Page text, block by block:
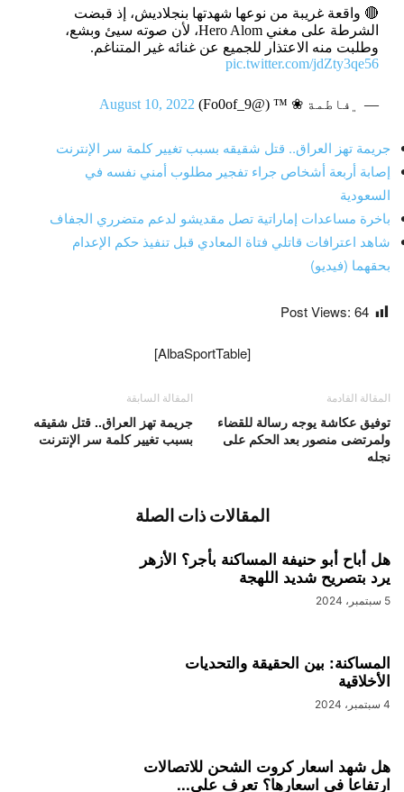
🔴 واقعة غريبة من نوعها شهدتها بنجلاديش، إذ قبضت
الشرطة على مغني Hero Alom، لأن صوته سيئ وبشع،
وطلبت منه الاعتذار للجميع عن غنائه غير المتناغم.
pic.twitter.com/jdZty3qe56
— ﮼فاطمة ❀ ™ (@Fo0of_9) August 10, 2022
جريمة تهز العراق.. قتل شقيقه بسبب تغيير كلمة سر الإنترنت
إصابة أربعة أشخاص جراء تفجير مطلوب أمني نفسه في
السعودية
باخرة مساعدات إماراتية تصل مقديشو لدعم متضرري الجفاف
شاهد اعترافات قاتلي فتاة المعادي قبل تنفيذ حكم الإعدام
بحقهما (فيديو)
Post Views: 64
[AlbaSportTable]
المقالة السابقة
جريمة تهز العراق.. قتل شقيقه
بسبب تغيير كلمة سر الإنترنت
المقالة القادمة
توفيق عكاشة يوجه رسالة للقضاء
ولمرتضى منصور بعد الحكم على
نجله
المقالات ذات الصلة
هل أباح أبو حنيفة المساكنة بأجر؟ الأزهر
يرد بتصريح شديد اللهجة
5 سبتمبر، 2024
المساكنة: بين الحقيقة والتحديات
الأخلاقية
4 سبتمبر، 2024
هل شهد اسعار كروت الشحن للاتصالات
ارتفاعا في اسعارها؟ تعرف على...